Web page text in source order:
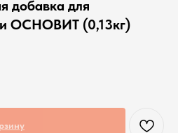
добавка для
ОСНОВИТ (0,13кг)